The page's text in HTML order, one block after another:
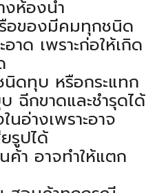
งห้องน้ำ
อของมีคมทุกชนิด
าด เพราะก่อให้เกิด
นิดทุบ หรือกระแทก
ฉีกขาดและชำรุดได้
อ่างเพราะอาจ
รูปได้
า อาจทำให้แตก